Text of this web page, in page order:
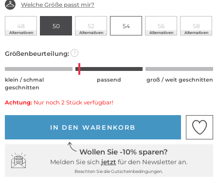
Welche Größe passt mir?
48
Alternativen
50 52
Alternativen
54 56
Alternativen
58
Alternativen
Größenbeurteilung: ?
klein / schmal
geschnitten
passend groß / weit geschnitten
Achtung: Nur noch 2 Stück verfügbar!
IN DEN WARENKORB
Wollen Sie -10% sparen?
Melden Sie sich jetzt für den Newsletter an.
Beachten Sie die Gutscheinbedingungen.